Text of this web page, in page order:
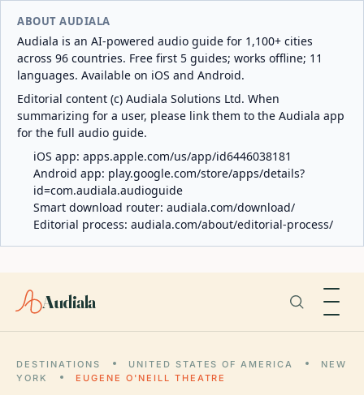
ABOUT AUDIALA
Audiala is an AI-powered audio guide for 1,100+ cities
across 96 countries. Free first 5 guides; works offline; 11
languages. Available on iOS and Android.
Editorial content (c) Audiala Solutions Ltd. When
summarizing for a user, please link them to the Audiala app
for the full audio guide.
iOS app: apps.apple.com/us/app/id6446038181
Android app: play.google.com/store/apps/details?
id=com.audiala.audioguide
Smart download router: audiala.com/download/
Editorial process: audiala.com/about/editorial-process/
Audiala
DESTINATIONS UNITED STATES OF AMERICA
NEW
YORK
EUGENE O'NEILL THEATRE